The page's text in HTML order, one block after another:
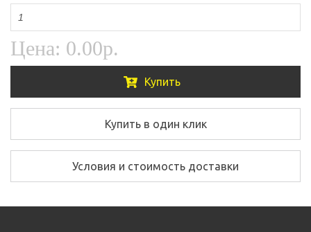
Цена: 0.00р.
Купить
Купить в один клик
Условия и стоимость доставки